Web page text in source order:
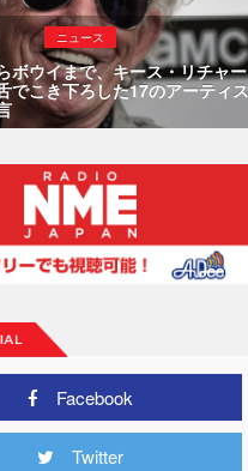
ニュース
ボウイまで、キース・リチャー
でこき下ろした17のアーティス
Facebook
Twitter